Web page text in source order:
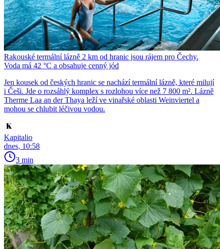
Rakouské termální lázně 2 km od hranic jsou rájem pro Čechy.
Voda má 42 °C a obsahuje cenný jód
Jen kousek od českých hranic se nachází termální lázně, které milují
i Češi. Jde o rozsáhlý komplex s rozlohou více než 7 800 m². Lázně
Therme Laa an der Thaya leží ve vinařské oblasti Weinviertel a
mohou se chlubit léčivou vodou.
Kapitalio
dnes, 10:58
3 min